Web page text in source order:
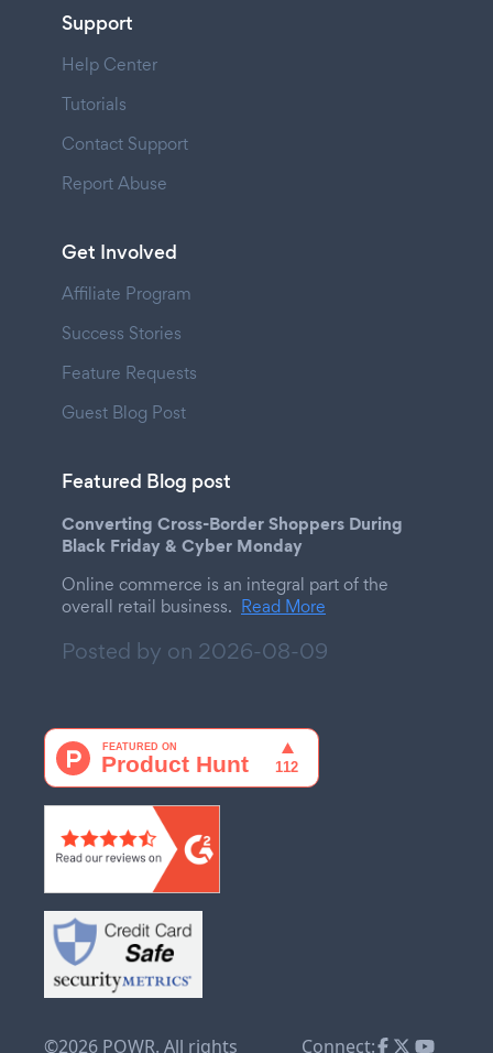
Support
Help Center
Tutorials
Contact Support
Report Abuse
Get Involved
Affiliate Program
Success Stories
Feature Requests
Guest Blog Post
Featured Blog post
Converting Cross-Border Shoppers During
Black Friday & Cyber Monday
Online commerce is an integral part of the
overall retail business. Read More
Posted by on 2026-08-09
©2026 POWR. All rights Connect: